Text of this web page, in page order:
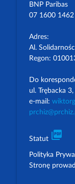
BNP Paribas
07 1600
Adres:
Al.
Regon:
Do
ul. Trębacka
e-mail:
Statut picture_as_pdf
Polityka
Stronę